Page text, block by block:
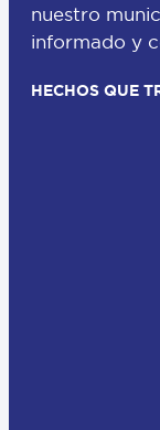
nuestro
informado y
HECHOS QUE